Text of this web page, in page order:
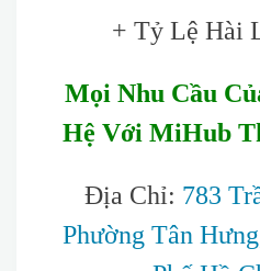
+ Tỷ Lệ Hài
Mọi Nhu Cầu
Hệ Với MiHub
Địa Chỉ: 783
Phường Tân